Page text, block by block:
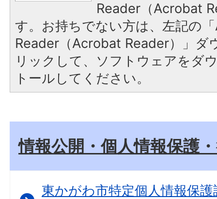
Reader（Acrobat
す。お持ちでない方は、左記の
Reader（Acrobat Reader）」ダ
リックして、ソフトウェアをダ
トールしてください。
情報公開・個人情報保護
東かがわ市特定個人情報保